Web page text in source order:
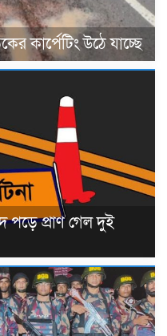
কার্পেটিং উঠে যাচ্ছে
পড়ে প্রাণ গেল দুই